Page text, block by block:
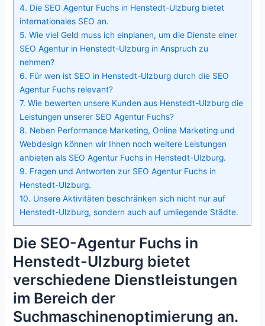
4. Die SEO Agentur Fuchs in Henstedt-Ulzburg bietet
internationales SEO an.
5. Wie viel Geld muss ich einplanen, um die Dienste einer
SEO Agentur in Henstedt-Ulzburg in Anspruch zu
nehmen?
6. Für wen ist SEO in Henstedt-Ulzburg durch die SEO
Agentur Fuchs relevant?
7. Wie bewerten unsere Kunden aus Henstedt-Ulzburg die
Leistungen unserer SEO Agentur Fuchs?
8. Neben Performance Marketing, Online Marketing und
Webdesign können wir Ihnen noch weitere Leistungen
anbieten als SEO Agentur Fuchs in Henstedt-Ulzburg.
9. Fragen und Antworten zur SEO Agentur Fuchs in
Henstedt-Ulzburg.
10. Unsere Aktivitäten beschränken sich nicht nur auf
Henstedt-Ulzburg, sondern auch auf umliegende Städte.
Die SEO-Agentur Fuchs in
Henstedt-Ulzburg bietet
verschiedene Dienstleistungen
im Bereich der
Suchmaschinenoptimierung an.